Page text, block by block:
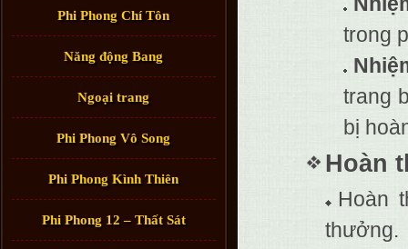
Phi Phong Chí Tôn
Năng động Bang
Ngoại trang
Phi Phong Vô Song
Phi Phong Kình Thiên
Phi Phong 12 – Thất Sát
trong
trang
bị
Hoàn
Hoàn
thưởng.